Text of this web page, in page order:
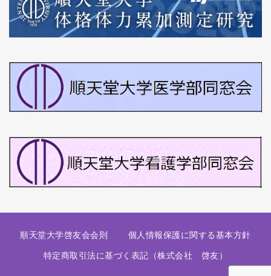
順天堂大学啓友会会則
個人情報保護に関する基本方針
特定商取引法に基づく表記（株式会社 啓友）